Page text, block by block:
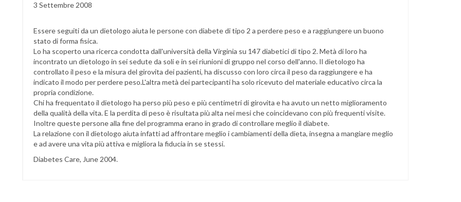
3 Settembre 2008
Essere seguiti da un dietologo aiuta le persone con diabete di tipo 2 a perdere peso e a raggiungere un buono
stato di forma fisica.
Lo ha scoperto una ricerca condotta dall'università della Virginia su 147 diabetici di tipo 2. Metà di loro ha
incontrato un dietologo in sei sedute da soli e in sei riunioni di gruppo nel corso dell'anno. Il dietologo ha
controllato il peso e la misura del girovita dei pazienti, ha discusso con loro circa il peso da raggiungere e ha
indicato il modo per perdere peso.L'altra metà dei partecipanti ha solo ricevuto del materiale educativo circa la
propria condizione.
Chi ha frequentato il dietologo ha perso più peso e più centimetri di girovita e ha avuto un netto miglioramento
della qualità della vita. E la perdita di peso è risultata più alta nei mesi che coincidevano con più frequenti visite.
Inoltre queste persone alla fine del programma erano in grado di controllare meglio il diabete.
La relazione con il dietologo aiuta infatti ad affrontare meglio i cambiamenti della dieta, insegna a mangiare meglio
e ad avere una vita più attiva e migliora la fiducia in se stessi.
Diabetes Care, June 2004.